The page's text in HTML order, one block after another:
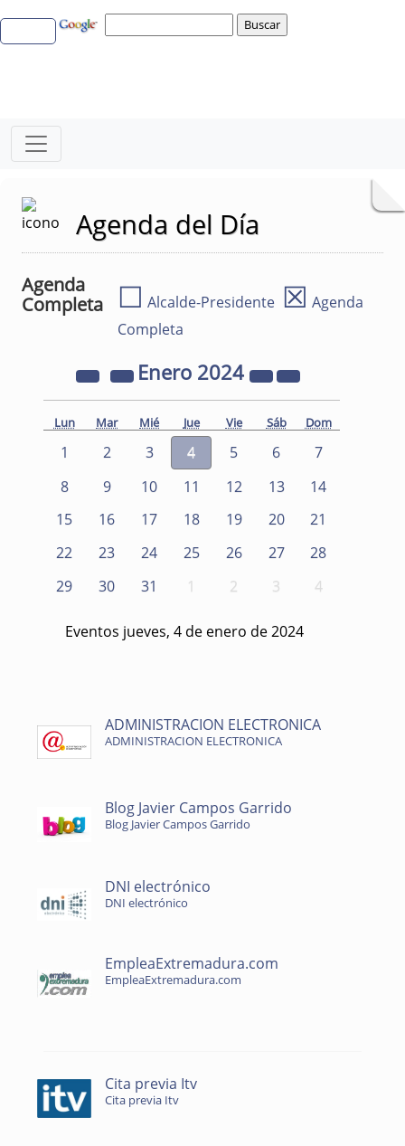
Agenda del Día
Agenda
Completa
☐ Alcalde-Presidente ☒ Agenda
Completa
Enero 2024
Lun Mar Mié Jue Vie Sáb Dom
1 2 3 4 5 6
7
8
9 10 11 12 13
14
15
16 17 18 19 20
21
22
23 24 25 26 27
28
29
30 31 1 2 3 4
Eventos jueves, 4 de enero de 2024
ADMINISTRACION ELECTRONICA
ADMINISTRACION ELECTRONICA
Blog Javier Campos Garrido
Blog Javier Campos Garrido
DNI electrónico
DNI electrónico
EmpleaExtremadura.com
EmpleaExtremadura.com
Cita previa Itv
Cita previa Itv